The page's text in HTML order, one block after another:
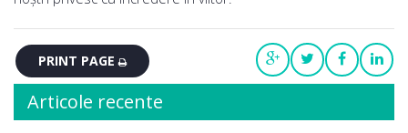
PRINT PAGE
Articole recente